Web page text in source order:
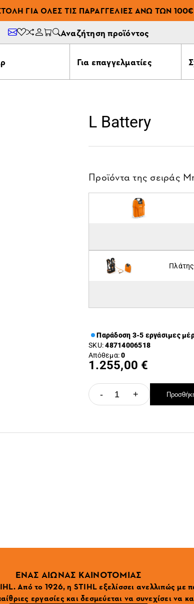
ΓΙΑ ΌΛΕΣ ΤΙΣ ΠΑΡΑΓΓΕΛΊΕΣ ΆΝΩ ΤΩΝ 100€
Αναζήτηση προϊόντος
Για επαγγελματίες
L Battery
Προϊόντα της σειράς
Παράδοση 3-5 εργάσιμες
SKU:48714006518
Απόθεμα:0
1.255,00 €
- +
ΕΝΑΣ ΑΙΩΝΑΣ ΚΑΙΝΟΤΟΜΙΑΣ
Από το 1926, η STIHL εξελίσσει ανελλιπώς με
εργασίες και δεσμεύεται να συνεχίσει να